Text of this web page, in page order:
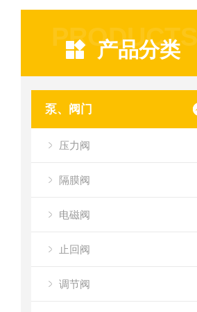
PRODUCTS
产品分类
泵、阀门
压力阀
隔膜阀
电磁阀
止回阀
调节阀